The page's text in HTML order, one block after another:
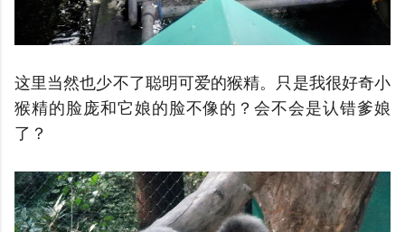
这里当然也少不了聪明可爱的猴精。只是我很好奇小
猴精的脸庞和它娘的脸不像的？会不会是认错爹娘
了？